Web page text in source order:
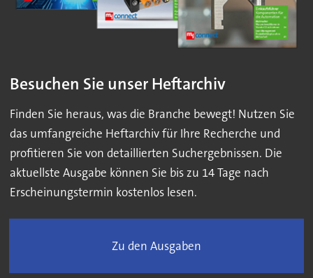
Besuchen Sie unser Heftarchiv
Finden Sie heraus, was die Branche bewegt! Nutzen Sie
das umfangreiche Heftarchiv für Ihre Recherche und
profitieren Sie von detaillierten Suchergebnissen. Die
aktuellste Ausgabe können Sie bis zu 14 Tage nach
Erscheinungstermin kostenlos lesen.
Zu den Ausgaben